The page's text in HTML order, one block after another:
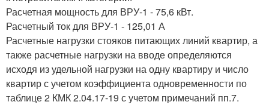
Расчетная мощность для ВРУ-1 - 75,6 кВт.
Расчетный ток для ВРУ-1 - 125,01 А
Расчетные нагрузки стояков питающих линий квартир, а
также расчетные нагрузки на вводе определяются
исходя из удельной нагрузки на одну квартиру и число
квартир с учетом коэффициента одновременности по
таблице 2 КМК 2.04.17-19 с учетом примечаний пп.7.